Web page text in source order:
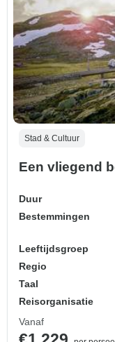
Stad & Cultuur
Een vliegend
Duur
Bestemmingen
Leeftijdsgroep
Regio
Taal
Reisorganisatie
Vanaf